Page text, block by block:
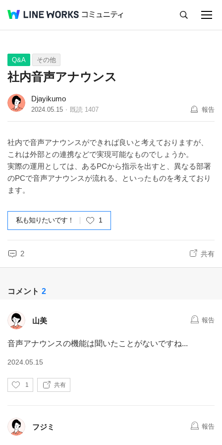
Q&A Tips Ideas
Q&A その他
社内音声アナウンス
Djayikumo
2024.05.15 既読 1407 報告
社内で音声アナウンスができれば良いと考えておりますが、
これは外部との連携などで実現可能なものでしょうか。
実際の運用としては、あるPCから指示を出すと、異なる部署
のPCで音声アナウンスが流れる、といったものを考えており
ます。
私も知りたいです！ 1
2 共有
コメント 2
山美 報告
音声アナウンスの機能は聞いたことがないですね...
2024.05.15
い
1 共有
フジミ 報告